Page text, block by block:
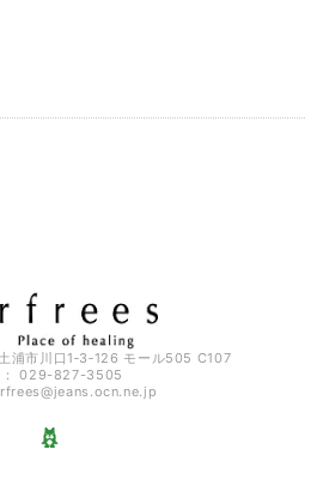
浦市川口1‐3‐126 モール505 C107
： 029-827-3505
rfrees@jeans.ocn.ne.jp